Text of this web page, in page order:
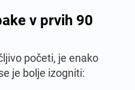
v prvih 90
početi, je enako
je bolje izogniti: